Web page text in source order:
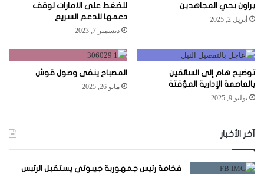
براون بحي المجاهدين
أبريل 2, 2025
للضغط على الامارات لوقف
دعمها للدعم السريع
ديسمبر 7, 2023
توضيح هام إلى السائقين
بالعاصمة الإدارية المؤقتة
يوليو 9, 2025
المصباح ينفى وصول قوش
مايو 26, 2025
آخر الأخبار
فخامة رئيس جمهورية جيبوتي يستقبل الرئيس